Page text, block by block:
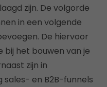
zijn. De volgorde
in een volgende
De hiervoor
het bouwen van je
zijn in
en B2B-funnels